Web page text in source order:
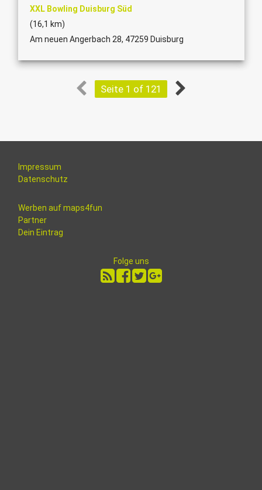
XXL Bowling Duisburg Süd
(16,1 km)
Am neuen Angerbach 28, 47259 Duisburg
Seite 1 of 121
Impressum
Datenschutz
Werben auf maps4fun
Partner
Dein Eintrag
Folge uns